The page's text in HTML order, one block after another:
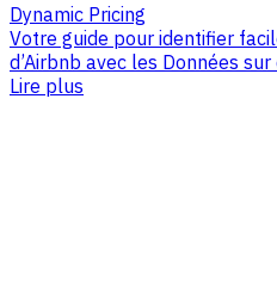
Dynamic Pricing
Votre guide pour identifier
d’Airbnb avec les Données
Lire plus